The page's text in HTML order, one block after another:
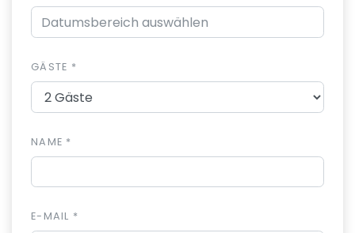
GÄSTE *
NAME *
E-MAIL *